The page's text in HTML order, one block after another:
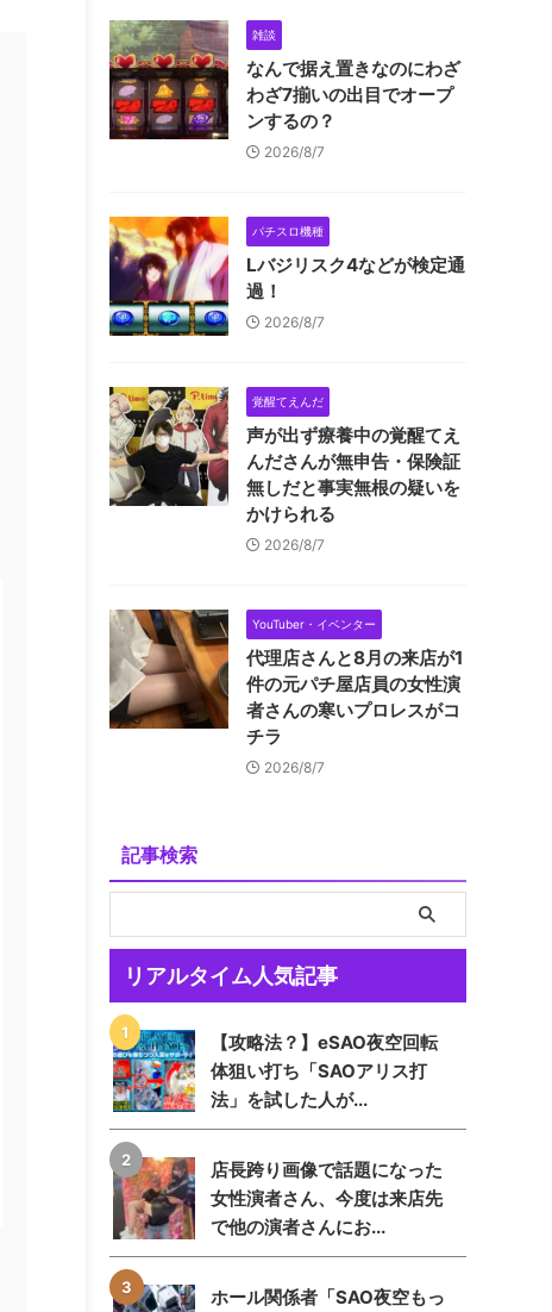
雑談
なんで据え置きなのにわざ
わざ7揃いの出目でオープ
ンするの？
2026/8/7
パチスロ機種
Lバジリスク4などが検定通
過！
2026/8/7
覚醒てえんだ
声が出ず療養中の覚醒てえ
んださんが無申告・保険証
無しだと事実無根の疑いを
かけられる
2026/8/7
YouTuber・イベンター
代理店さんと8月の来店が1
件の元パチ屋店員の女性演
者さんの寒いプロレスがコ
チラ
2026/8/7
記事検索
リアルタイム人気記事
【攻略法？】eSAO夜空回転
体狙い打ち「SAOアリス打
法」を試した人が...
店長跨り画像で話題になった
女性演者さん、今度は来店先
で他の演者さんにお...
ホール関係者「SAO夜空もっ